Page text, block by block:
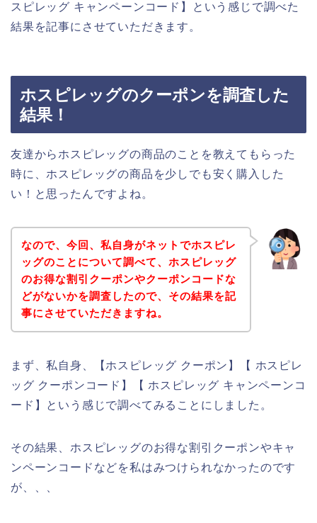
スピレッグ キャンペーンコード】という感じで調べた
結果を記事にさせていただきます。
ホスピレッグのクーポンを調査した
結果！
友達からホスピレッグの商品のことを教えてもらった
時に、ホスピレッグの商品を少しでも安く購入した
い！と思ったんですよね。
なので、今回、私自身がネットでホスピレ
ッグのことについて調べて、ホスピレッグ
のお得な割引クーポンやクーポンコードな
どがないかを調査したので、その結果を記
事にさせていただきますね。
まず、私自身、【ホスピレッグ クーポン】【 ホスピレ
ッグ クーポンコード】【 ホスピレッグ キャンペーンコ
ード】という感じで調べてみることにしました。
その結果、ホスピレッグのお得な割引クーポンやキャ
ンペーンコードなどを私はみつけられなかったのです
が、、、